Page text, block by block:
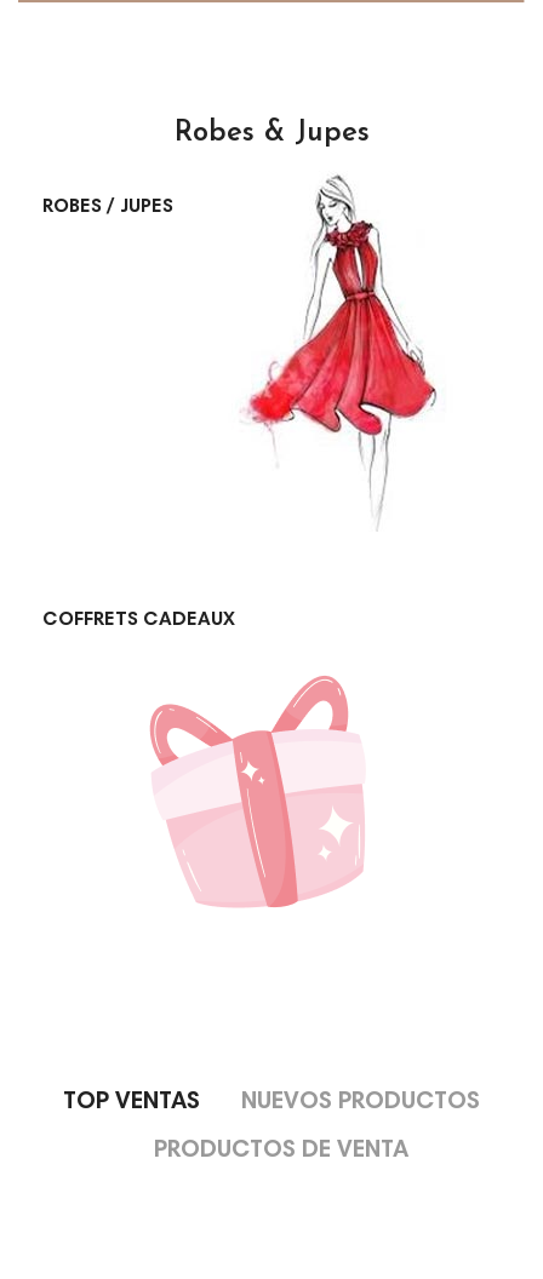
Robes & Jupes
ROBES / JUPES
COFFRETS CADEAUX
TOP VENTAS
NUEVOS PRODUCTOS
PRODUCTOS DE VENTA